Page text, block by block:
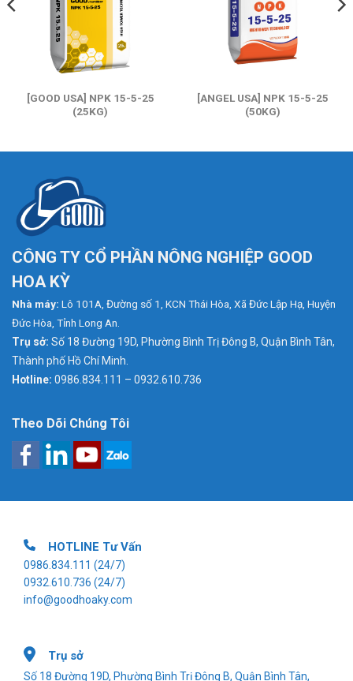
[GOOD USA] NPK 15-5-25
(25KG)
[ANGEL USA] NPK 15-5-25
(50KG)
CÔNG TY CỔ PHẦN NÔNG NGHIỆP GOOD
HOA KỲ
Nhà máy: Lô 101A, Đường số 1, KCN Thái Hòa, Xã Đức Lập Hạ, Huyện
Đức Hòa, Tỉnh Long An.
Trụ sở: Số 18 Đường 19D, Phường Bình Trị Đông B, Quận Bình Tân,
Thành phố Hồ Chí Minh.
Hotline: 0986.834.111 – 0932.610.736
Theo Dõi Chúng Tôi
HOTLINE Tư Vấn
0986.834.111 (24/7)
0932.610.736 (24/7)
info@goodhoaky.com
Trụ sở
Số 18 Đường 19D, Phường Bình Trị Đông B, Quận Bình Tân,